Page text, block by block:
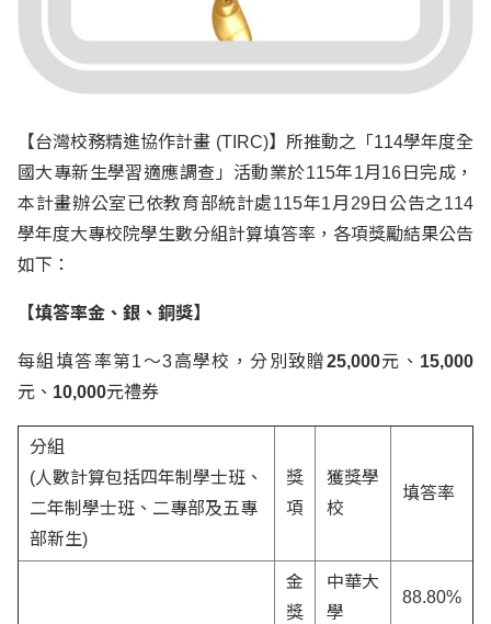
【台灣校務精進協作計畫 (TIRC)】所推動之「114學年度全
國大專新生學習適應調查」活動業於115年1月16日完成，
本計畫辦公室已依教育部統計處115年1月29日公告之114
學年度大專校院學生數分組計算填答率，各項獎勵結果公告
如下：
【填答率金、銀、銅獎】
每組填答率第1～3高學校，分別致贈25,000元、 15,000
元、 10,000元禮券
分組
(人數計算包括四年制學士班、
二年制學士班、二專部及五專
部新生)
獎
項
獲獎學
校
填答率
金
獎
中華大
學
88.80%